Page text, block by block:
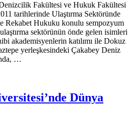
Fakültesi ve Hukuk Fakültesi
tarihlerinde Ulaştırma Sektöründe
Rekabet Hukuku konulu sempozyum
sektörünün önde gelen isimleri
akademisyenlerin katılımı ile Dokuz
yerleşkesindeki Çakabey Deniz
…
Dünya